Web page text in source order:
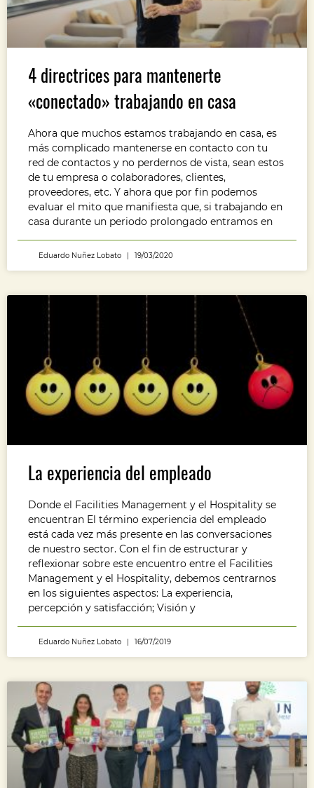
4 directrices para mantenerte
«conectado» trabajando en casa
Ahora que muchos estamos trabajando en casa, es
más complicado mantenerse en contacto con tu
red de contactos y no perdernos de vista, sean estos
de tu empresa o colaboradores, clientes,
proveedores, etc. Y ahora que por fin podemos
evaluar el mito que manifiesta que, si trabajando en
casa durante un periodo prolongado entramos en
Eduardo Nuñez Lobato 19/03/2020
La experiencia del empleado
Donde el Facilities Management y el Hospitality se
encuentran El término experiencia del empleado
está cada vez más presente en las conversaciones
de nuestro sector. Con el fin de estructurar y
reflexionar sobre este encuentro entre el Facilities
Management y el Hospitality, debemos centrarnos
en los siguientes aspectos: La experiencia,
percepción y satisfacción; Visión y
Eduardo Nuñez Lobato 16/07/2019